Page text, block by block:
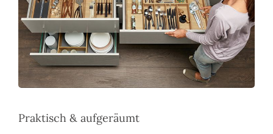
Praktisch & aufgeräumt